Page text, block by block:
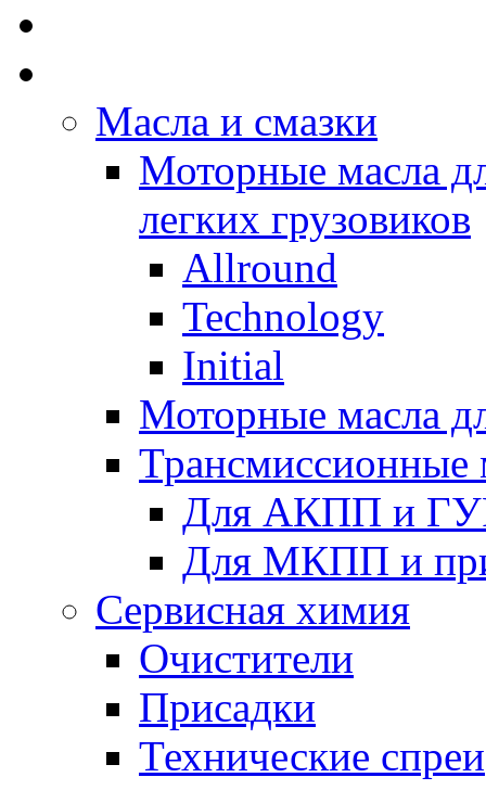
Масла и смазки
Моторные масла
легких грузовиков
Allround
Technology
Initial
Моторные масла
Трансмиссионные
Для АКПП и
Для МКПП и
Сервисная химия
Очистители
Присадки
Технические спреи